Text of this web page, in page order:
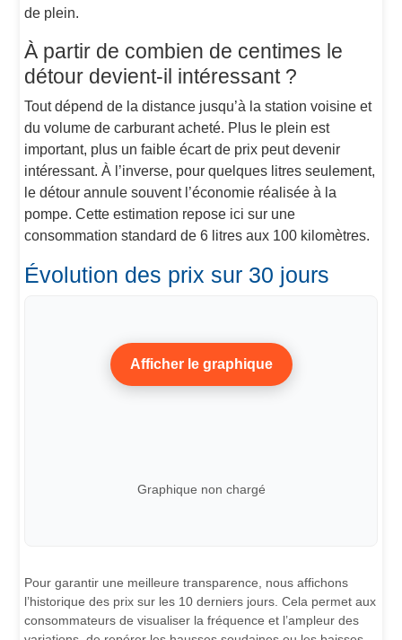
de plein.
À partir de combien de centimes le
détour devient-il intéressant ?
Tout dépend de la distance jusqu’à la station voisine et
du volume de carburant acheté. Plus le plein est
important, plus un faible écart de prix peut devenir
intéressant. À l’inverse, pour quelques litres seulement,
le détour annule souvent l’économie réalisée à la
pompe. Cette estimation repose ici sur une
consommation standard de 6 litres aux 100 kilomètres.
Évolution des prix sur 30 jours
Afficher le graphique
Graphique non chargé
Pour garantir une meilleure transparence, nous affichons
l’historique des prix sur les 10 derniers jours. Cela permet aux
consommateurs de visualiser la fréquence et l’ampleur des